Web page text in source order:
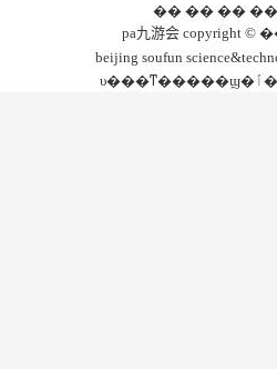
�� �� ��
beijing soufun